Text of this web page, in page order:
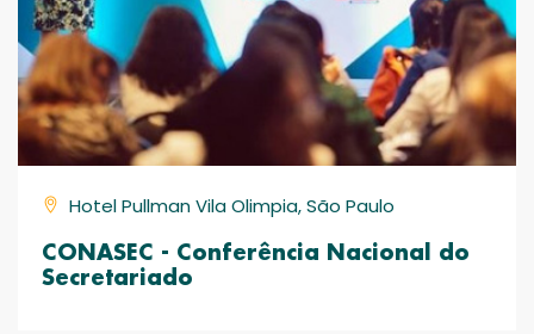
Hotel Pullman Vila Olimpia, São Paulo
CONASEC - Conferência Nacional do
Secretariado